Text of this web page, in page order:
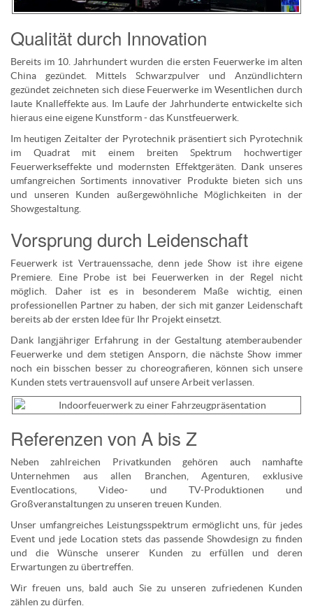
Qualität durch Innovation
Bereits im 10. Jahrhundert wurden die ersten Feuerwerke im alten
China gezündet. Mittels Schwarzpulver und Anzündlichtern
gezündet zeichneten sich diese Feuerwerke im Wesentlichen durch
laute Knalleffekte aus. Im Laufe der Jahrhunderte entwickelte sich
hieraus eine eigene Kunstform - das Kunstfeuerwerk.
Im heutigen Zeitalter der Pyrotechnik präsentiert sich Pyrotechnik
im Quadrat mit einem breiten Spektrum hochwertiger
Feuerwerkseffekte und modernsten Effektgeräten. Dank unseres
umfangreichen Sortiments innovativer Produkte bieten sich uns
und unseren Kunden außergewöhnliche Möglichkeiten in der
Showgestaltung.
Vorsprung durch Leidenschaft
Feuerwerk ist Vertrauenssache, denn jede Show ist ihre eigene
Premiere. Eine Probe ist bei Feuerwerken in der Regel nicht
möglich. Daher ist es in besonderem Maße wichtig, einen
professionellen Partner zu haben, der sich mit ganzer Leidenschaft
bereits ab der ersten Idee für Ihr Projekt einsetzt.
Dank langjähriger Erfahrung in der Gestaltung atemberaubender
Feuerwerke und dem stetigen Ansporn, die nächste Show immer
noch ein bisschen besser zu choreografieren, können sich unsere
Kunden stets vertrauensvoll auf unsere Arbeit verlassen.
Referenzen von A bis Z
Neben zahlreichen Privatkunden gehören auch namhafte
Unternehmen aus allen Branchen, Agenturen, exklusive
Eventlocations, Video- und TV-Produktionen und
Großveranstaltungen zu unseren treuen Kunden.
Unser umfangreiches Leistungsspektrum ermöglicht uns, für jedes
Event und jede Location stets das passende Showdesign zu finden
und die Wünsche unserer Kunden zu erfüllen und deren
Erwartungen zu übertreffen.
Wir freuen uns, bald auch Sie zu unseren zufriedenen Kunden
zählen zu dürfen.